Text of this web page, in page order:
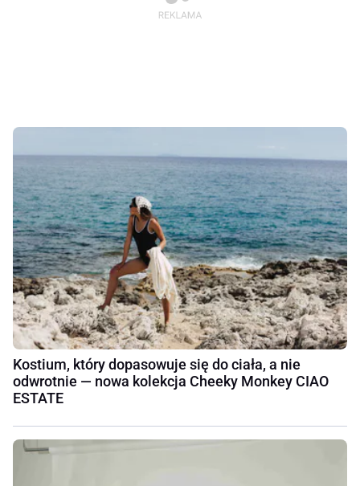
Kostium, który dopasowuje się do ciała, a nie
odwrotnie — nowa kolekcja Cheeky Monkey CIAO
ESTATE